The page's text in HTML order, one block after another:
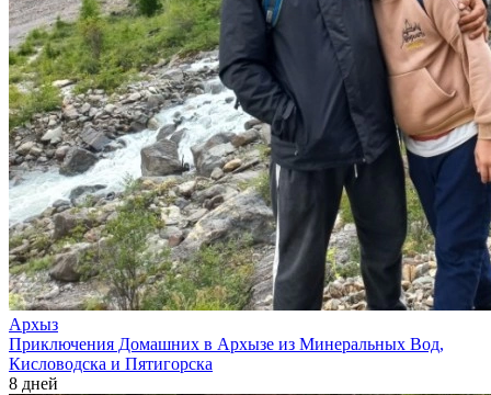
Архыз
Приключения Домашних в Архызе из Минеральных Вод,
Кисловодска и Пятигорска
8 дней